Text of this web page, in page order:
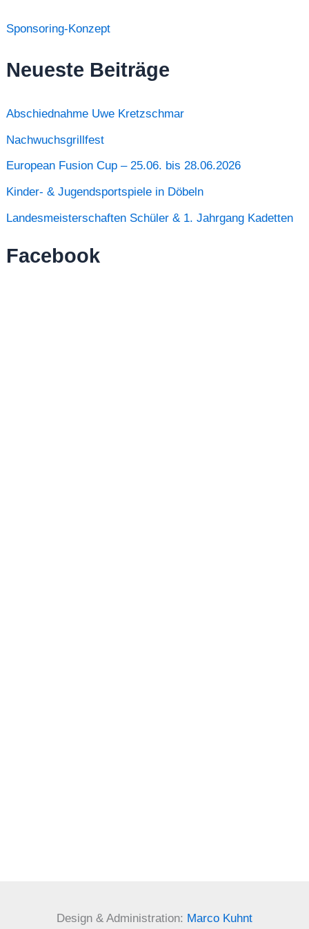
Sponsoring-Konzept
Neueste Beiträge
Abschiednahme Uwe Kretzschmar
Nachwuchsgrillfest
European Fusion Cup – 25.06. bis 28.06.2026
Kinder- & Jugendsportspiele in Döbeln
Landesmeisterschaften Schüler & 1. Jahrgang Kadetten
Facebook
Design & Administration: Marco Kuhnt